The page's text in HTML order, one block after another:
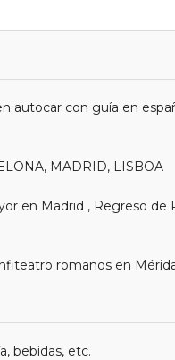
autocar con guía en
MADRID, LISBOA
en Madrid , Regreso de
romanos en
bebidas, etc.